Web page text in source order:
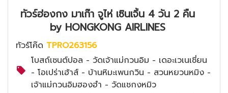
ทัวร์ฮ่องกง มาเก๊า จูไห่ เซินเจิ้น 4 วัน 2 คืน
by HONGKONG AIRLINES
ทัวร์โค๊ด TPRO263156
โบสถ์เซนต์ปอล - วัดเจ้าแม่กวนอิม - เดอะเวเนเชี่ยน
- โอเปร่าเฮ้าส์ - บ้านหิมะเพนกวิน - สวนหยวนหมิง -
เจ้าแม่กวนอิมฮองฮำ - วัดแชกงหมิว